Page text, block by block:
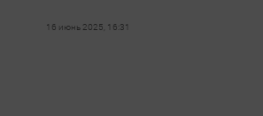
16 июнь 2025, 16:31